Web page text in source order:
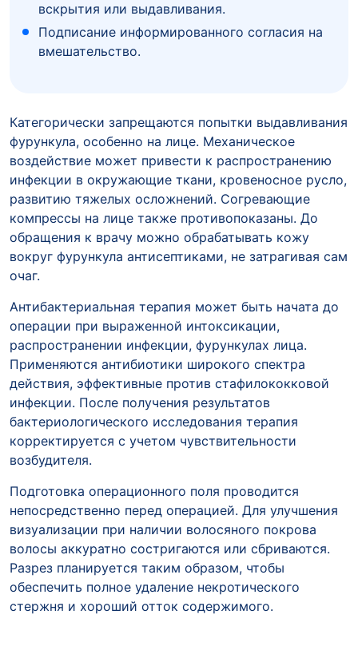
вскрытия или выдавливания.
Подписание информированного согласия на
вмешательство.
Категорически запрещаются попытки выдавливания
фурункула, особенно на лице. Механическое
воздействие может привести к распространению
инфекции в окружающие ткани, кровеносное русло,
развитию тяжелых осложнений. Согревающие
компрессы на лице также противопоказаны. До
обращения к врачу можно обрабатывать кожу
вокруг фурункула антисептиками, не затрагивая сам
очаг.
Антибактериальная терапия может быть начата до
операции при выраженной интоксикации,
распространении инфекции, фурункулах лица.
Применяются антибиотики широкого спектра
действия, эффективные против стафилококковой
инфекции. После получения результатов
бактериологического исследования терапия
корректируется с учетом чувствительности
возбудителя.
Подготовка операционного поля проводится
непосредственно перед операцией. Для улучшения
визуализации при наличии волосяного покрова
волосы аккуратно состригаются или сбриваются.
Разрез планируется таким образом, чтобы
обеспечить полное удаление некротического
стержня и хороший отток содержимого.